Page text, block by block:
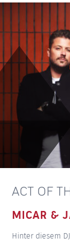
ACT OF
MICAR &
Hinter diesem